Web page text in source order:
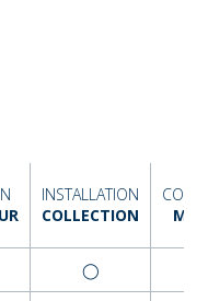
INSTALLATION
COLLECTION
◯